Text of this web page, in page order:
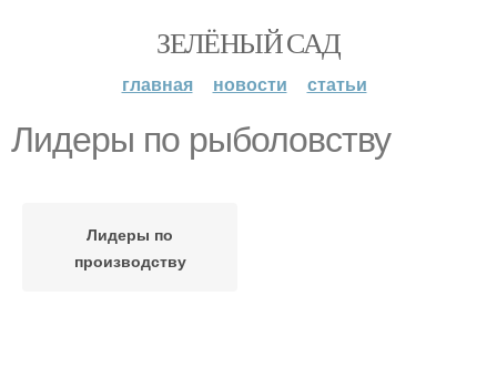
ЗЕЛЁНЫЙ САД
главная новости статьи
Лидеры по рыболовству
Лидеры по
производству